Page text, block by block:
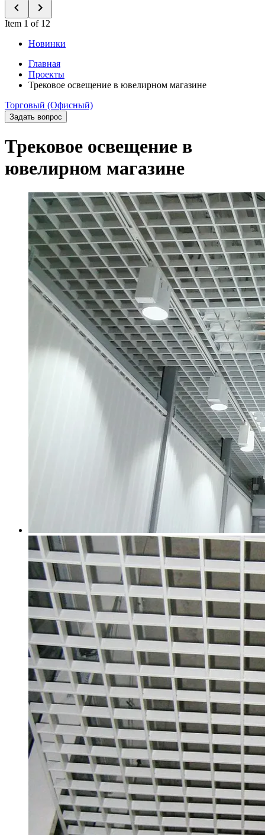
Item 1 of 12
Новинки
Главная
Проекты
Трековое освещение в ювелирном магазине
Торговый (Офисный)
Задать вопрос
Трековое освещение в
ювелирном магазине